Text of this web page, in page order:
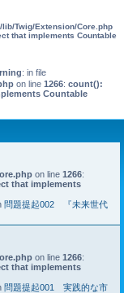
Twig/Extension/Core.php
that implements Countable
: in file
on line 1266: count():
Countable
on line 1266:
that implements
問題提起002 『未来世代
on line 1266:
that implements
問題提起001 実践的な市